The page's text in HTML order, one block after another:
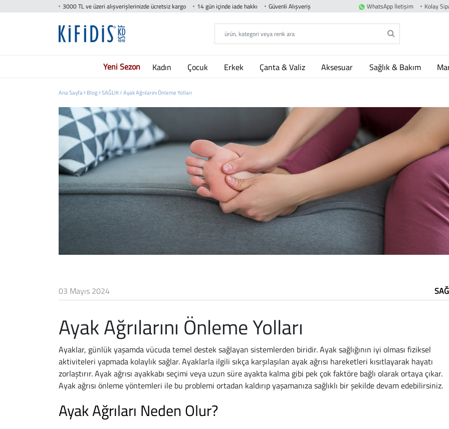
3000 TL ve üzeri alışverişlerinizde ücretsiz kargo 14 gün içinde iade hakkı Güvenli Alışveriş WhatsApp İletişim Kolay
Yeni Sezon Kadın Çocuk Erkek Çanta & Valiz Aksesuar Sağlık & Bakım
Ana Sayfa Blog SAĞLIK /Ayak Ağrılarını Önleme Yolları
03 Mayıs 2024
Ayak Ağrılarını Önleme Yolları
Ayaklar, günlük yaşamda vücuda temel destek sağlayan sistemlerden biridir. Ayak sağlığının iyi olması fiziksel
aktiviteleri yapmada kolaylık sağlar. Ayaklarla ilgili sıkça karşılaşılan ayak ağrısı hareketleri kısıtlayarak hayatı
zorlaştırır. Ayak ağrısı ayakkabı seçimi veya uzun süre ayakta kalma gibi pek çok faktöre bağlı olarak ortaya çıkar.
Ayak ağrısı önleme yöntemleri ile bu problemi ortadan kaldırıp yaşamanıza sağlıklı bir şekilde devam edebilirsiniz.
Ayak Ağrıları Neden Olur?